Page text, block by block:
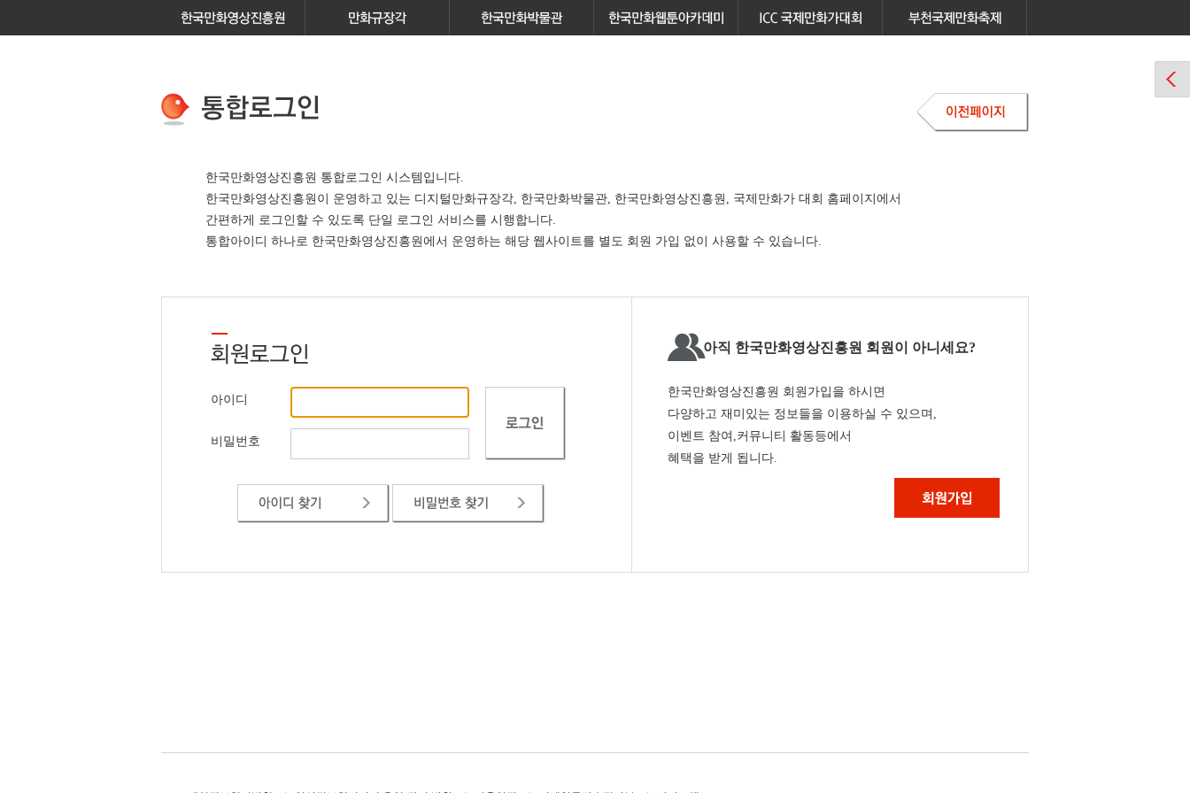
한국만화영상진흥원 통합로그인 시스템입니다.
한국만화영상진흥원이 운영하고 있는 디지털만화규장각, 한국만화박물관, 한국만화영상진흥원, 국제만화가 대회 홈페이지에서
간편하게 로그인할 수 있도록 단일 로그인 서비스를 시행합니다.
통합아이디 하나로 한국만화영상진흥원에서 운영하는 해당 웹사이트를 별도 회원 가입 없이 사용할 수 있습니다.
아이디
비밀번호
아직 한국만화영상진흥원 회원이 아니세요?
한국만화영상진흥원 회원가입을 하시면
다양하고 재미있는 정보들을 이용하실 수 있으며,
이벤트 참여,커뮤니티 활동등에서
혜택을 받게 됩니다.